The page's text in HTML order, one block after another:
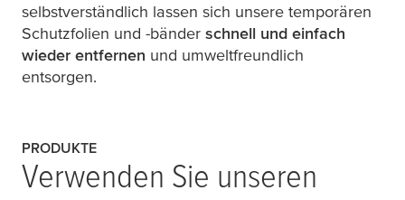
selbstverständlich lassen sich unsere temporären
Schutzfolien und -bänder schnell und einfach
wieder entfernen und umweltfreundlich
entsorgen.
PRODUKTE
Verwenden Sie unseren